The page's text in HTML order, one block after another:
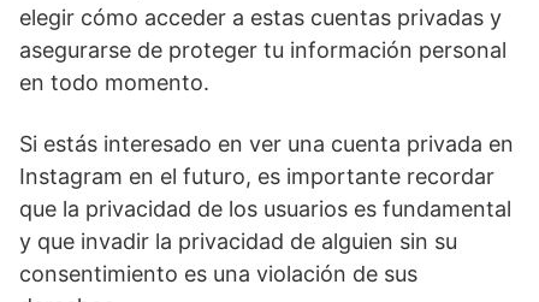
elegir cómo acceder a estas cuentas privadas y
asegurarse de proteger tu información personal
en⁣ todo momento.
Si estás interesado en ver una cuenta ⁢privada en
Instagram en el⁢ futuro, ⁣es importante recordar
que la privacidad de los usuarios​ es ​fundamental
y que invadir ⁣la ‌privacidad de alguien sin su
consentimiento es una violación de sus